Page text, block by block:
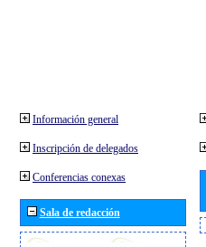
Información general
Inscripción de delegados
Conferencias conexas
Sala de redacción